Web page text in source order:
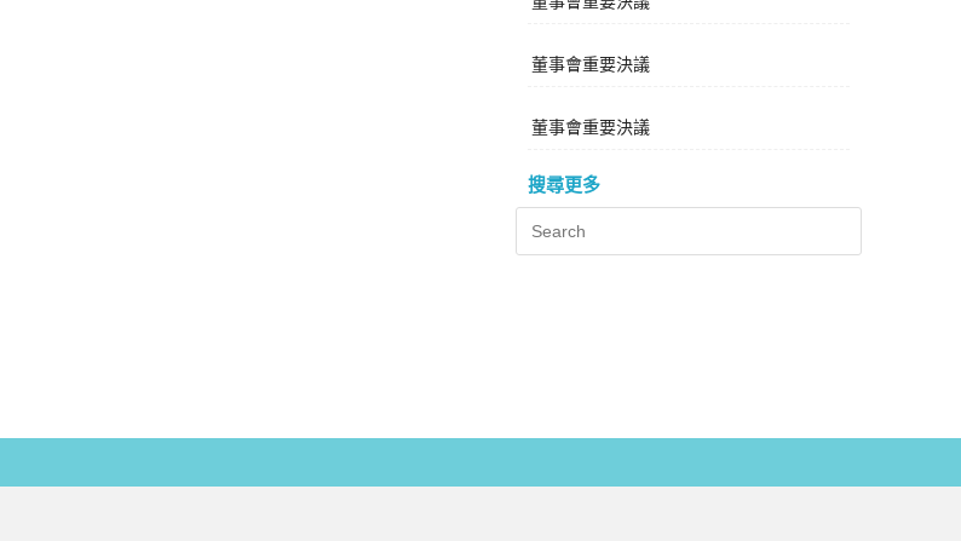
董事會重要決議
董事會重要決議
搜尋更多